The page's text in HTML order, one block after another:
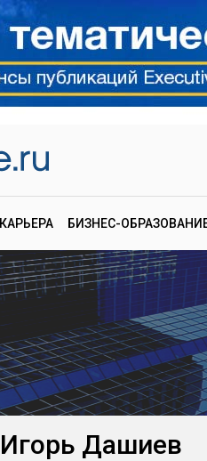
КАРЬЕРА БИЗНЕС-
Игорь Дашиев